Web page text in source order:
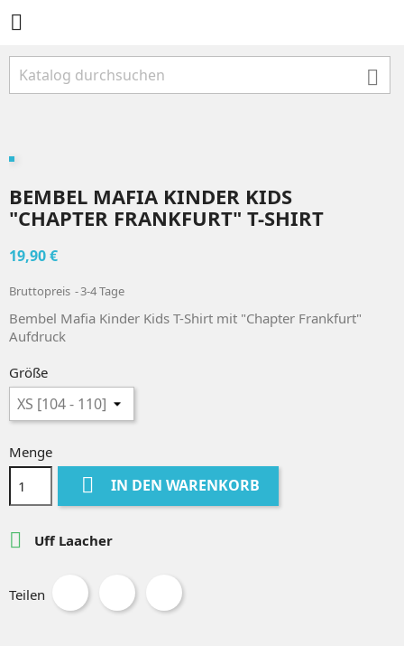


BEMBEL MAFIA KINDER KIDS
"CHAPTER FRANKFURT" T-SHIRT
19,90 €
Bruttopreis 3-4 Tage
Bembel Mafia Kinder Kids T-Shirt mit "Chapter Frankfurt"
Aufdruck
Größe
Menge
 IN DEN WARENKORB
 Uff Laacher
Teilen